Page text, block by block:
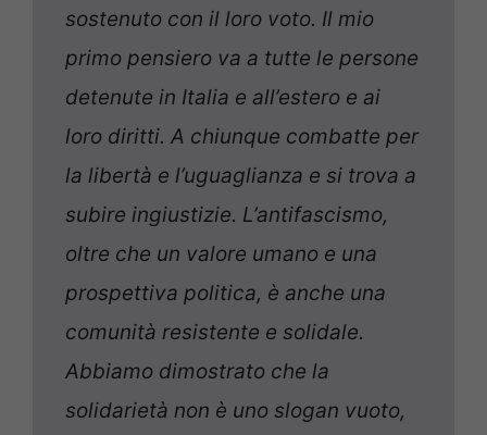
sostenuto con il loro voto. Il mio
primo pensiero va a tutte le persone
detenute in Italia e all’estero e ai
loro diritti. A chiunque combatte per
la libertà e l’uguaglianza e si trova a
subire ingiustizie. L’antifascismo,
oltre che un valore umano e una
prospettiva politica, è anche una
comunità resistente e solidale.
Abbiamo dimostrato che la
solidarietà non è uno slogan vuoto,